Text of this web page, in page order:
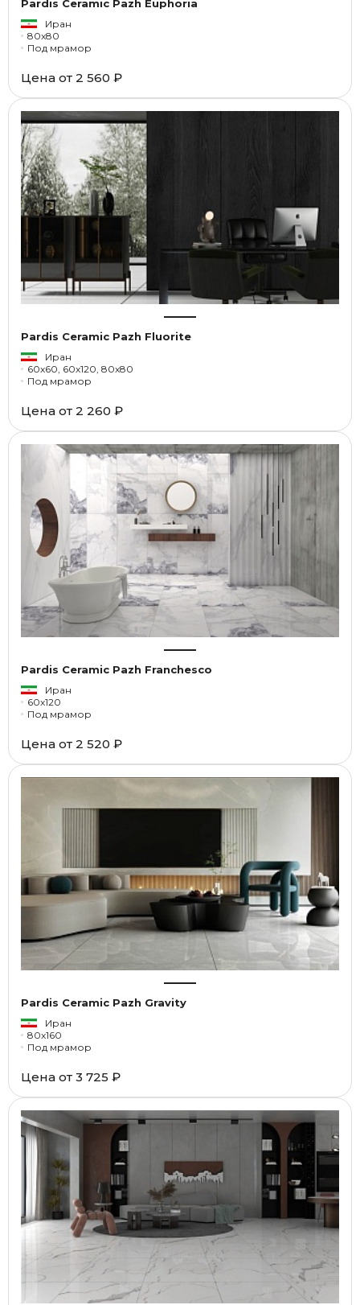
Pardis Ceramic Pazh Euphoria
Иран
80x80
Под мрамор
Цена от 2 560 ₽
Pardis Ceramic Pazh Fluorite
Иран
60x60, 60x120, 80x80
Под мрамор
Цена от 2 260 ₽
Pardis Ceramic Pazh Franchesco
Иран
60x120
Под мрамор
Цена от 2 520 ₽
Pardis Ceramic Pazh Gravity
Иран
80x160
Под мрамор
Цена от 3 725 ₽